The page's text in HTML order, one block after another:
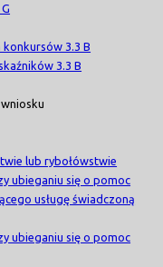
konkursów 3.3 B
3.3 B
lub rybołówstwie
ubieganiu się o pomoc
usługę świadczoną
ubieganiu się o pomoc